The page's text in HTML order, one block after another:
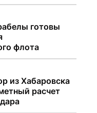
готовы
флота
из Хабаровска
расчет